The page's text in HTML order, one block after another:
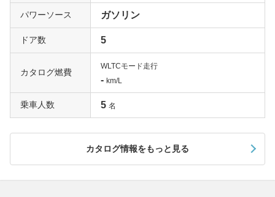
パワーソース ガソリン
ドア数 5
カタログ燃費
WLTCモード走行
- km/L
乗車人数 5 名
カタログ情報をもっと見る